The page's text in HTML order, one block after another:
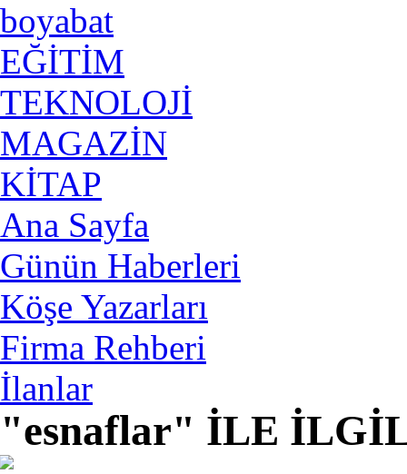
boyabat
EĞİTİM
TEKNOLOJİ
MAGAZİN
KİTAP
Ana Sayfa
Günün Haberleri
Köşe Yazarları
Firma Rehberi
İlanlar
"esnaflar" İLE